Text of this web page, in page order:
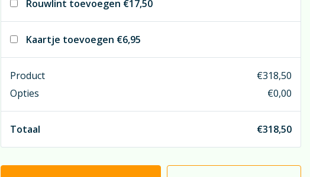
even; 7 dagen per week treft u een vakkundige bloemist.
Door de korte steekwijze van de bloemen is dit arrangement beter
dan gemiddeld houdbaar.
Overweegt u een (bedrukt) rouwlint? Denk dan eens aan een
helderrood lint. U bereikt dan een zeer goede match met het rood
in het stuk. Maar natuurlijk kan er veel meer; kijkt u hiervoor even
bij“rouwlint”; u treft hier een reuzenkeuze aan linten.
Rouwlint toevoegen €17,50
Kaartje toevoegen €6,95
Product €318,50
Opties
€0,00
Totaal €318,50